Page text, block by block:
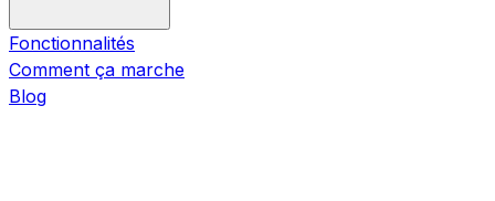
Fonctionnalités
Comment ça marche
Blog